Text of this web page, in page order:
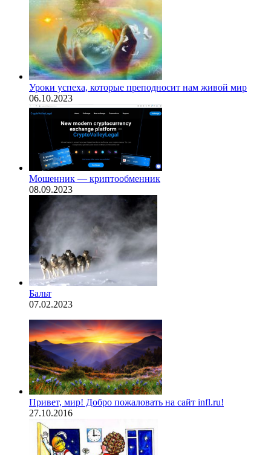
​Уроки успеха, которые преподносит нам живой мир
06.10.2023
Мошенник — криптообменник
08.09.2023
Бальт
07.02.2023
Привет, мир! Добро пожаловать на сайт infl.ru!
27.10.2016